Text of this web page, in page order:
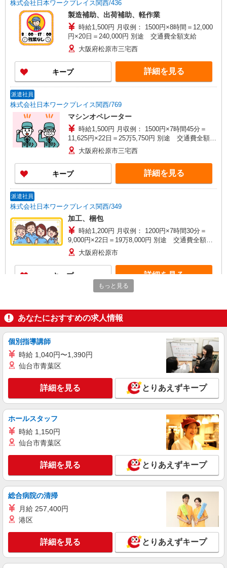
株式会社日本ワークプレイス関西/436
製造補助、出荷補助、軽作業
時給1,500円 月収例： 1500円×8時間＝12,000
円×20日＝240,000円 別途 交通費全額支給
大阪府松原市三宅西
キープ 詳細を見る
派遣社員
株式会社日本ワークプレイス関西/769
マシンオペレーター
時給1,500円 月収例： 1500円×7時間45分＝
11,625円×22日＝25万5,750円 別途 交通費全額支
給
大阪府松原市三宅西
キープ 詳細を見る
派遣社員
株式会社日本ワークプレイス関西/349
加工、梱包
時給1,200円 月収例： 1200円×7時間30分＝
9,000円×22日＝19万8,000円 別途 交通費全額支
給
大阪府松原市
キープ 詳細を見る
株式会社日本ワークプレイス関西/509
マシンオペレーター
時給1,260円 月収例： 1260円×8時間＝10,080
円×22日＝22万1,760円 別途 交通費全額支給
大阪府松原市
キープ 詳細を見る
派遣社員
キワヨシ株式会社
時給1250円〜 ※交通費支給（月1万2000円ま
大阪府松原市天美北2丁目
キープ 詳細を見る
キワヨシ株式会社
日給1万円〜 ※交通費支給（月1万2000円ま
で） 【月収例】22万2000円 （勤務日数21日、交
通費1万2000円の場合）
大阪府松原市天美北2丁目
もっと見る
あなたにおすすめの求人情報
個別指導講師
時給 1,040円〜1,390円
仙台市青葉区
詳細を見る とりあえずキープ
ホールスタッフ
時給 1,150円
仙台市青葉区
詳細を見る とりあえずキープ
総合病院の清掃
月給 257,400円
港区
詳細を見る とりあえずキープ